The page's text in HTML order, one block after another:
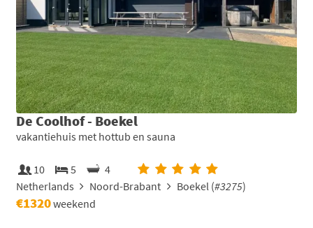
De Coolhof - Boekel
vakantiehuis met hottub en sauna
10 5
4
Netherlands
Noord-Brabant Boekel (#3275)
€1320weekend